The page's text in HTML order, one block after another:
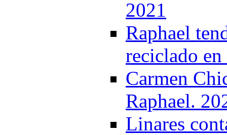
2021
Raphael
reciclado
Carmen
Raphael.
Linares